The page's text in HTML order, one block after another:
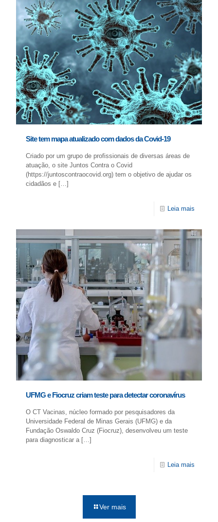
Site tem mapa atualizado com dados da Covid-19
Criado por um grupo de profissionais de diversas áreas de
atuação, o site Juntos Contra o Covid
(https://juntoscontraocovid.org) tem o objetivo de ajudar os
cidadãos e […]
Leia mais
UFMG e Fiocruz criam teste para detectar coronavírus
O CT Vacinas, núcleo formado por pesquisadores da
Universidade Federal de Minas Gerais (UFMG) e da
Fundação Oswaldo Cruz (Fiocruz), desenvolveu um teste
para diagnosticar a[…]
Leia mais
Ver mais